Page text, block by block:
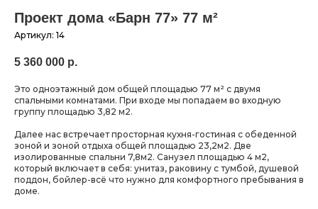
Проект дома «Барн 77» 77 м²
Артикул: 14
5 360 000 р.
Это одноэтажный дом общей площадью 77 м² с двумя
спальными комнатами. При входе мы попадаем во входную
группу площадью 3,82 м2.
Далее нас встречает просторная кухня-гостиная с обеденной
зоной и зоной отдыха общей площадью 23,2м2. Две
изолированные спальни 7,8м2. Санузел площадью 4 м2,
который включает в себя: унитаз, раковину с тумбой, душевой
поддон, бойлер-всё что нужно для комфортного пребывания в
доме.